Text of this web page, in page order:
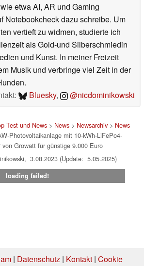
etwa AI, AR und Gaming
Notebookcheck dazu schreibe. Um
vertieft zu widmen, studierte ich
als Gold-und Silberschmiedin
und Kunst. In meiner Freizeit
Musik und verbringe viel Zeit in der
Bluesky, @nicdominikowski
Test und News> News> Newsarchiv> News
Photovoltaikanlage mit 10-kWh-LiFePo4-
von Growatt für günstige 9.000 Euro
3.08.2023 (Update: 5.05.2025)
loading failed!
| Datenschutz| Kontakt| Cookie